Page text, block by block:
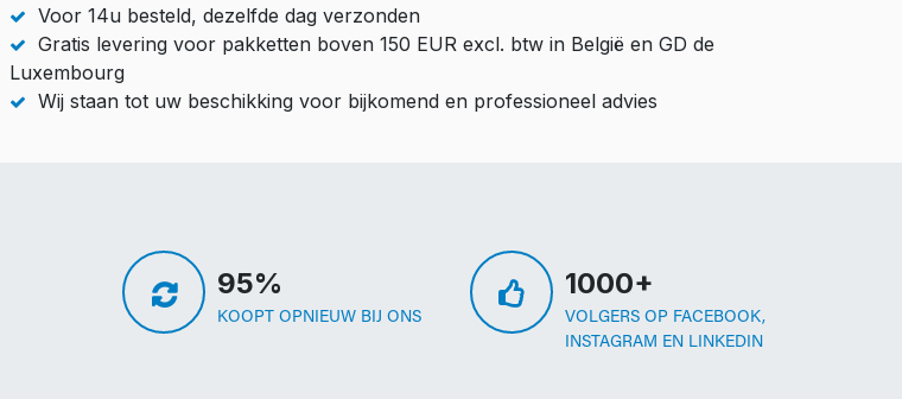
Voor 14u besteld, dezelfde dag verzonden
Gratis levering voor pakketten boven 150 EUR excl. btw in België en GD de
Luxembourg
Wij staan tot uw beschikking voor bijkomend en professioneel advies
95%
KOOPT OPNIEUW BIJ ONS
1000+
VOLGERS OP FACEBOOK,
INSTAGRAM EN LINKEDIN